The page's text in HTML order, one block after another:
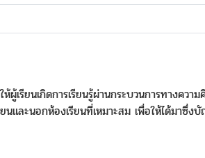
นเกิดการเรียนรู้ผ่านกระบวนการทางความ
ยนและนอกห้องเรียนที่เหมาะสม เพื่อให้ได้มาซึ่